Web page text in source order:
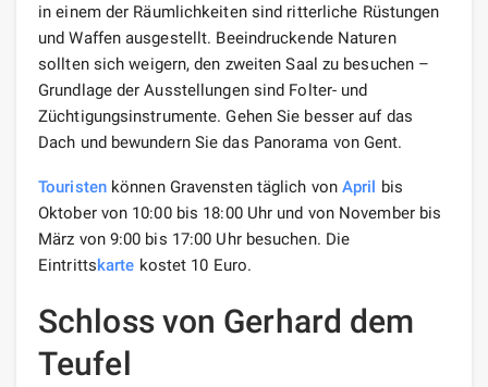
in einem der Räumlichkeiten sind ritterliche Rüstungen
und Waffen ausgestellt. Beeindruckende Naturen
sollten sich weigern, den zweiten Saal zu besuchen –
Grundlage der Ausstellungen sind Folter- und
Züchtigungsinstrumente. Gehen Sie besser auf das
Dach und bewundern Sie das Panorama von Gent.
Touristenkönnen Gravensten täglich vonApril bis
Oktober von 10:00 bis 18:00 Uhr und von November bis
März von 9:00 bis 17:00 Uhr besuchen. Die
Eintrittskarte kostet 10 Euro.
Schloss von Gerhard dem
Teufel